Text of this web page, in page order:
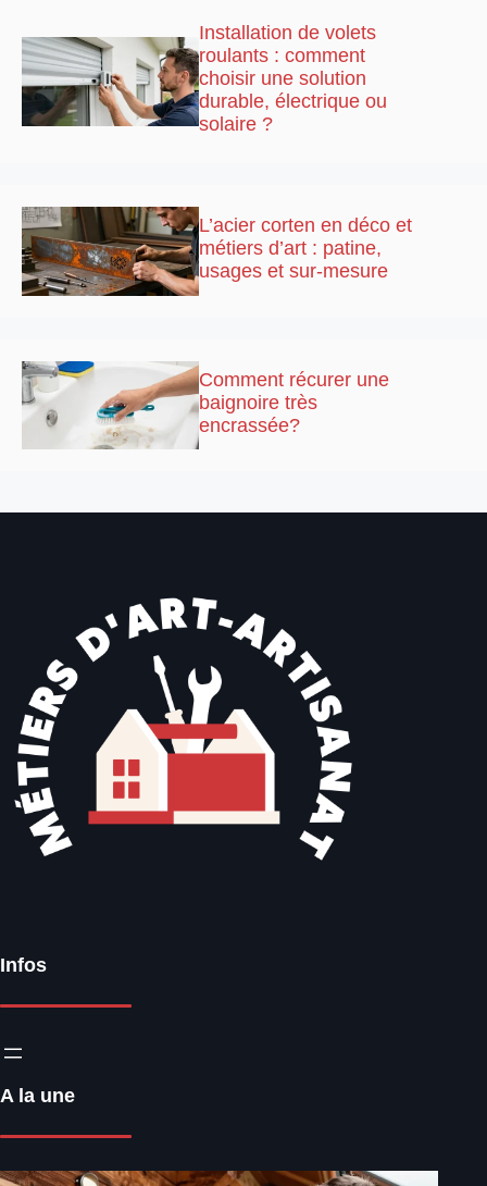
Installation de volets
roulants : comment
choisir une solution
durable, électrique ou
solaire ?
L’acier corten en déco et
métiers d’art : patine,
usages et sur-mesure
Comment récurer une
baignoire très
encrassée?
Infos
A la une